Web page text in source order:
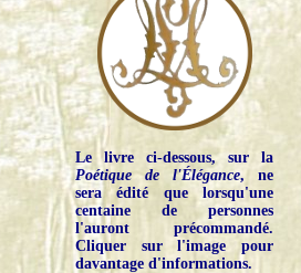
Le livre ci-dessous, sur la
Poétique de l'Élégance, ne
sera édité que lorsqu'une
centaine de personnes
l'auront précommandé.
Cliquer sur l'image pour
davantage d'informations.